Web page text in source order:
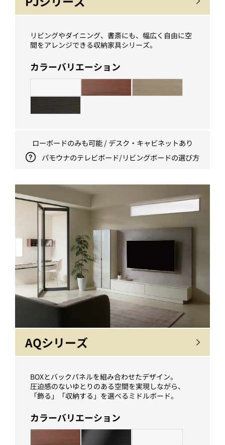
リビングやダイニング、書斎にも、幅広く自由に空
間をアレンジできる収納家具シリーズ。
カラーバリエーション
ローボードのみも可能 / デスク・キャビネットあり
パモウナのテレビボード/リビングボードの選び方
AQシリーズ
BOXとバックパネルを組み合わせたデザイン。
圧迫感のないゆとりのある空間を実現しながら、
「飾る」「収納する」を選べるミドルボード。
カラーバリエーション